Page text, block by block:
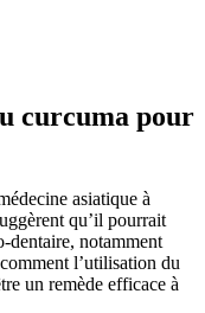
curcuma pour
asiatique à
qu’il pourrait
dentaire, notamment
l’utilisation du
un remède efficace à